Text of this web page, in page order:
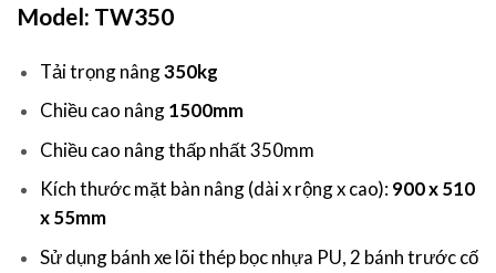
Model: TW350
Tải trọng nâng350kg
Chiều cao nâng1500mm
Chiều cao nâng thấp nhất 350mm
Kích thước mặt bàn nâng (dài x rộng x cao): 900 x 510
x 55mm
Sử dụng bánh xe lõi thép bọc nhựa PU, 2 bánh trước cố